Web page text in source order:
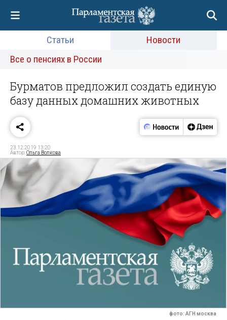
Статьи
Новости
Все о пенсиях в России
Бурматов предложил создать единую
базу данных домашних животных
23.12.2019 13:20
Автор:Ольга Волкова
фото: АГН москва